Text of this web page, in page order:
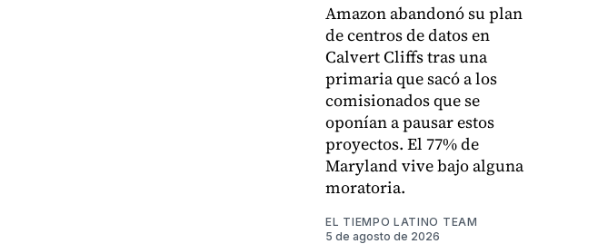
Amazon abandonó su plan
de centros de datos en
Calvert Cliffs tras una
primaria que sacó a los
comisionados que se
oponían a pausar estos
proyectos. El 77% de
Maryland vive bajo alguna
moratoria.
EL TIEMPO LATINO TEAM
5 de agosto de 2026